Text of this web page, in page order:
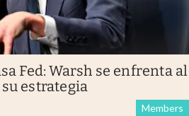
Fed: Warsh se enfrenta al
estrategia
Members